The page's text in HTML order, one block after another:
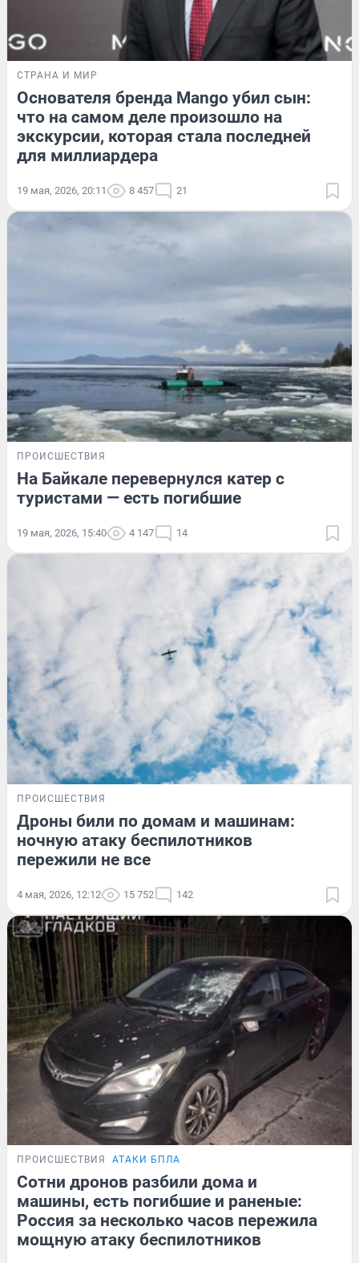
СТРАНА И МИР
Основателя бренда Mango убил сын:
что на самом деле произошло на
экскурсии, которая стала последней
для миллиардера
19 мая, 2026, 20:11 8 457 21
ПРОИСШЕСТВИЯ
На Байкале перевернулся катер с
туристами — есть погибшие
19 мая, 2026, 15:40 4 147 14
ПРОИСШЕСТВИЯ
Дроны били по домам и машинам:
ночную атаку беспилотников
пережили не все
4 мая, 2026, 12:12 15 752 142
ПРОИСШЕСТВИЯ АТАКИ БПЛА
Сотни дронов разбили дома и
машины, есть погибшие и раненые:
Россия за несколько часов пережила
мощную атаку беспилотников